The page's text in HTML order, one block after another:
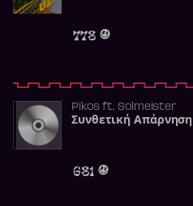
778
Pikosft. Solmeister
Συνθετική Απάρνηση
681